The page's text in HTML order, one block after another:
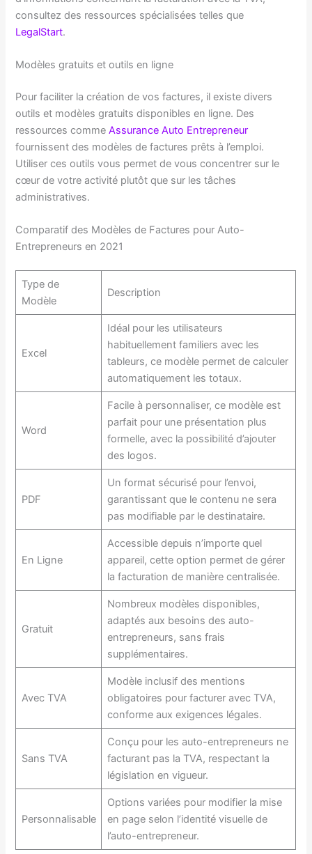
consultez des ressources spécialisées telles que
LegalStart.
Modèles gratuits et outils en ligne
Pour faciliter la création de vos factures, il existe divers
outils et modèles gratuits disponibles en ligne. Des
ressources commeAssurance Auto Entrepreneur
fournissent des modèles de factures prêts à l’emploi.
Utiliser ces outils vous permet de vous concentrer sur le
cœur de votre activité plutôt que sur les tâches
administratives.
Comparatif des Modèles de Factures pour Auto-
Entrepreneurs en 2021
Type de
Modèle
Description
Excel
Idéal pour les utilisateurs
habituellement familiers avec les
tableurs, ce modèle permet de calculer
automatiquement les totaux.
Word
Facile à personnaliser, ce modèle est
parfait pour une présentation plus
formelle, avec la possibilité d’ajouter
des logos.
PDF
Un format sécurisé pour l’envoi,
garantissant que le contenu ne sera
pas modifiable par le destinataire.
En Ligne
Accessible depuis n’importe quel
appareil, cette option permet de gérer
la facturation de manière centralisée.
Gratuit
Nombreux modèles disponibles,
adaptés aux besoins des auto-
entrepreneurs, sans frais
supplémentaires.
Avec TVA
Modèle inclusif des mentions
obligatoires pour facturer avec TVA,
conforme aux exigences légales.
Sans TVA
Conçu pour les auto-entrepreneurs ne
facturant pas la TVA, respectant la
législation en vigueur.
Personnalisable
Options variées pour modifier la mise
en page selon l’identité visuelle de
l’auto-entrepreneur.